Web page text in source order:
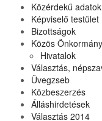
Közérdekű adatok
Képviselő testület
Bizottságok
Közös
Hivatalok
Választás,
Üvegzseb
Közbeszerzés
Álláshirdetések
Választás 2014